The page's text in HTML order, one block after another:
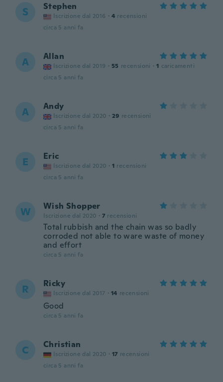
S Stephen
Iscrizione dal 2016 · 4 recensioni
circa 5 anni fa
A Allan
Iscrizione dal 2019 · 55 recensioni · 1 caricamenti
circa 5 anni fa
A Andy
Iscrizione dal 2020 · 29 recensioni
circa 5 anni fa
E Eric
Iscrizione dal 2020 · 1 recensioni
circa 5 anni fa
W Wish Shopper
Iscrizione dal 2020 · 7 recensioni
Total rubbish and the chain was so badly
corroded not able to ware waste of money
and effort
circa 5 anni fa
R Ricky
Iscrizione dal 2017 · 14 recensioni
Good
circa 5 anni fa
C Christian
Iscrizione dal 2020 · 17 recensioni
circa 5 anni fa